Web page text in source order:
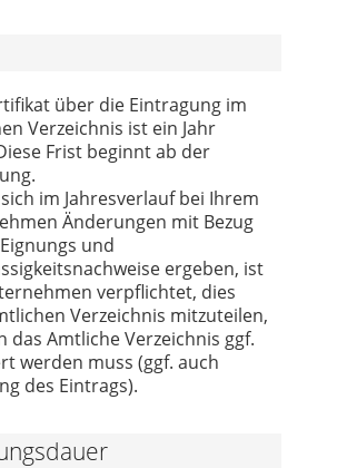
über die Eintragung im
Verzeichnis ist ein Jahr
Frist beginnt ab der
im Jahresverlauf bei Ihrem
Änderungen mit Bezug
und
ergeben, ist
verpflichtet, dies
Verzeichnis mitzuteilen,
das Amtliche Verzeichnis ggf.
werden muss (ggf. auch
des Eintrags).